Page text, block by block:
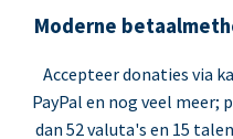
Moderne
Accepteer donaties via
PayPal en nog veel meer;
dan 52 valuta's en 15